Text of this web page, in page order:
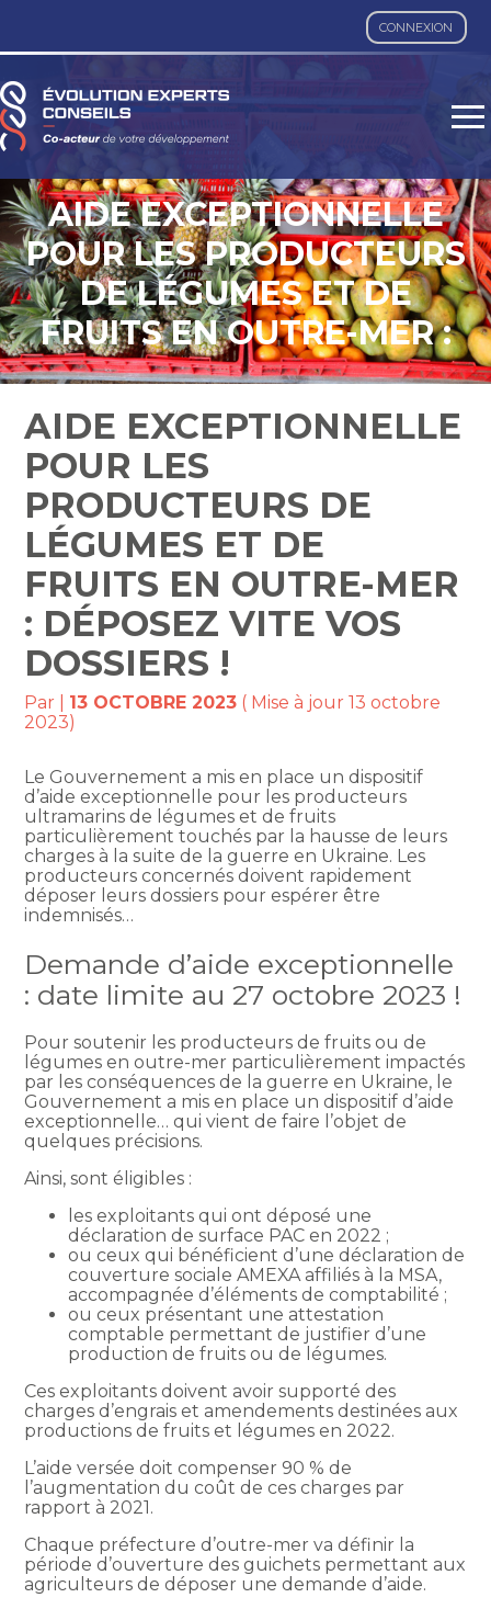
CONNEXION
Aller
au
AIDE EXCEPTIONNELLE
POUR LES PRODUCTEURS
DE LÉGUMES ET DE
FRUITS EN OUTRE-MER :
DÉPOSEZ VITE VOS
DOSSIERS !
AIDE EXCEPTIONNELLE
POUR LES
PRODUCTEURS DE
LÉGUMES ET DE
FRUITS EN OUTRE-MER
: DÉPOSEZ VITE VOS
DOSSIERS !
Par 13 OCTOBRE 2023 ( Mise à jour 13 octobre
2023)
Le Gouvernement a mis en place un dispositif
d’aide exceptionnelle pour les producteurs
ultramarins de légumes et de fruits
particulièrement touchés par la hausse de leurs
charges à la suite de la guerre en Ukraine. Les
producteurs concernés doivent rapidement
déposer leurs dossiers pour espérer être
indemnisés…
Demande d’aide exceptionnelle
: date limite au 27 octobre 2023 !
Pour soutenir les producteurs de fruits ou de
légumes en outre-mer particulièrement impactés
par les conséquences de la guerre en Ukraine, le
Gouvernement a mis en place un dispositif d’aide
exceptionnelle… qui vient de faire l’objet de
quelques précisions.
Ainsi, sont éligibles :
les exploitants qui ont déposé une
déclaration de surface PAC en 2022 ;
ou ceux qui bénéficient d’une déclaration de
couverture sociale AMEXA affiliés à la MSA,
accompagnée d’éléments de comptabilité ;
ou ceux présentant une attestation
comptable permettant de justifier d’une
production de fruits ou de légumes.
Ces exploitants doivent avoir supporté des
charges d’engrais et amendements destinées aux
productions de fruits et légumes en 2022.
L’aide versée doit compenser 90 % de
l’augmentation du coût de ces charges par
rapport à 2021.
Chaque préfecture d’outre-mer va définir la
période d’ouverture des guichets permettant aux
agriculteurs de déposer une demande d’aide.